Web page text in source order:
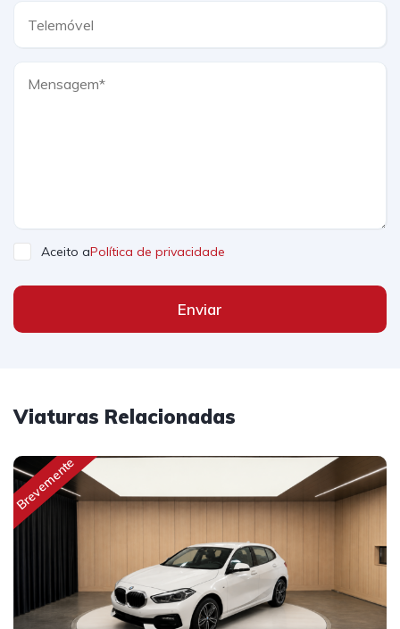
Aceito aPolítica de privacidade
Enviar
Viaturas Relacionadas
Brevemente